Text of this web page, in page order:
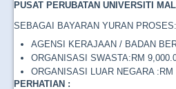
PUSAT PERUBATAN UNIVERSITI
SEBAGAI BAYARAN YURAN
AGENSI KERAJAAN / BADAN
ORGANISASI SWASTA:RM
ORGANISASI LUAR NEGARA :RM
PERHATIAN :